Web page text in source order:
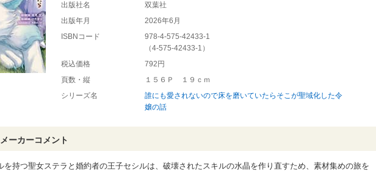
出版社名
双葉社
出版年月
2026年6月
ISBNコード
978-4-575-42433-1
（4-575-42433-1 ）
税込価格
792円
頁数・縦
１５６Ｐ １９ｃｍ
シリーズ名
誰にも愛されないので床を磨いていたらそこが聖域化した令
嬢の話
ーカーコメント
を持つ聖女ステラと婚約者の王子セシルは、破壊されたスキルの水晶を作り直すため、素材集めの旅を